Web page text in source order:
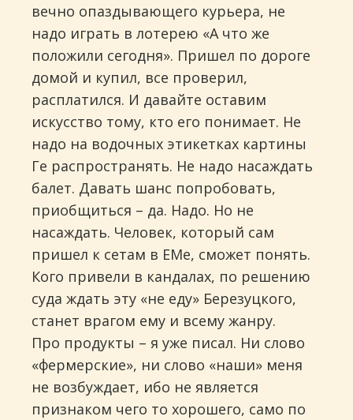
вечно опаздывающего курьера, не
надо играть в лотерею «А что же
положили сегодня». Пришел по дороге
домой и купил, все проверил,
расплатился. И давайте оставим
искусство тому, кто его понимает. Не
надо на водочных этикетках картины
Ге распространять. Не надо насаждать
балет. Давать шанс попробовать,
приобщиться – да. Надо. Но не
насаждать. Человек, который сам
пришел к сетам в ЕМе, сможет понять.
Кого привели в кандалах, по решению
суда ждать эту «не еду» Березуцкого,
станет врагом ему и всему жанру.
Про продукты – я уже писал. Ни слово
«фермерские», ни слово «наши» меня
не возбуждает, ибо не является
признаком чего то хорошего, само по